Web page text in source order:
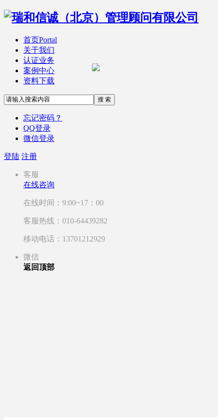
首页Portal
关于我们
认证业务
案例中心
资料下载
搜 索
忘记密码？
QQ登录
微信登录
登陆 注册
客服
在线咨询
在线时间：9:00~17：00
客服热线：010-64439282
移动电话：13701212929
微信
返回顶部